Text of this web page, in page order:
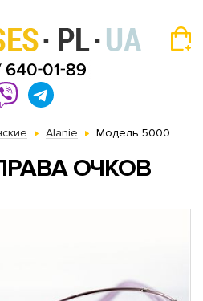
Alanie Модель 5000
ОЧКОВ